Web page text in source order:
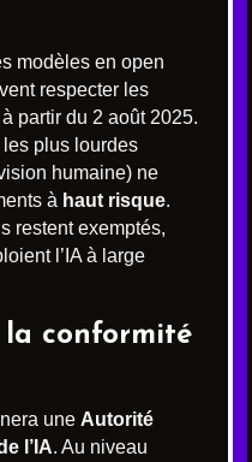
modèles en open
respecter les
partir du 2 août 2025.
plus lourdes
humaine) ne
à haut risque.
restent exemptés,
l’IA à large
conformité
une Autorité
l’IA. Au niveau